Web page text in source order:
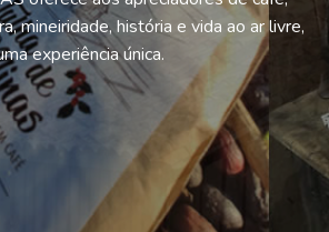
mineiridade, história e vida ao ar livre,
experiência única.